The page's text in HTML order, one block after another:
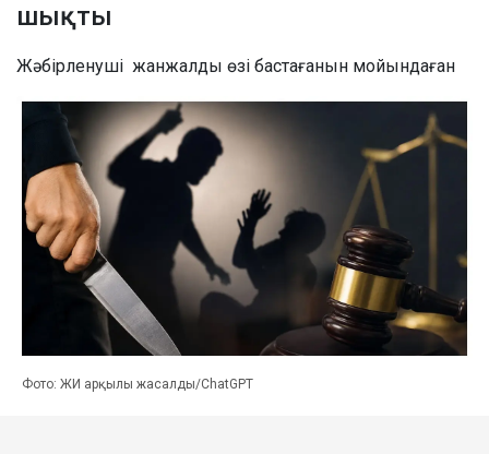
шықты
Жәбірленуші жанжалды өзі бастағанын мойындаған
Фото: ЖИ арқылы жасалды/ChatGPT